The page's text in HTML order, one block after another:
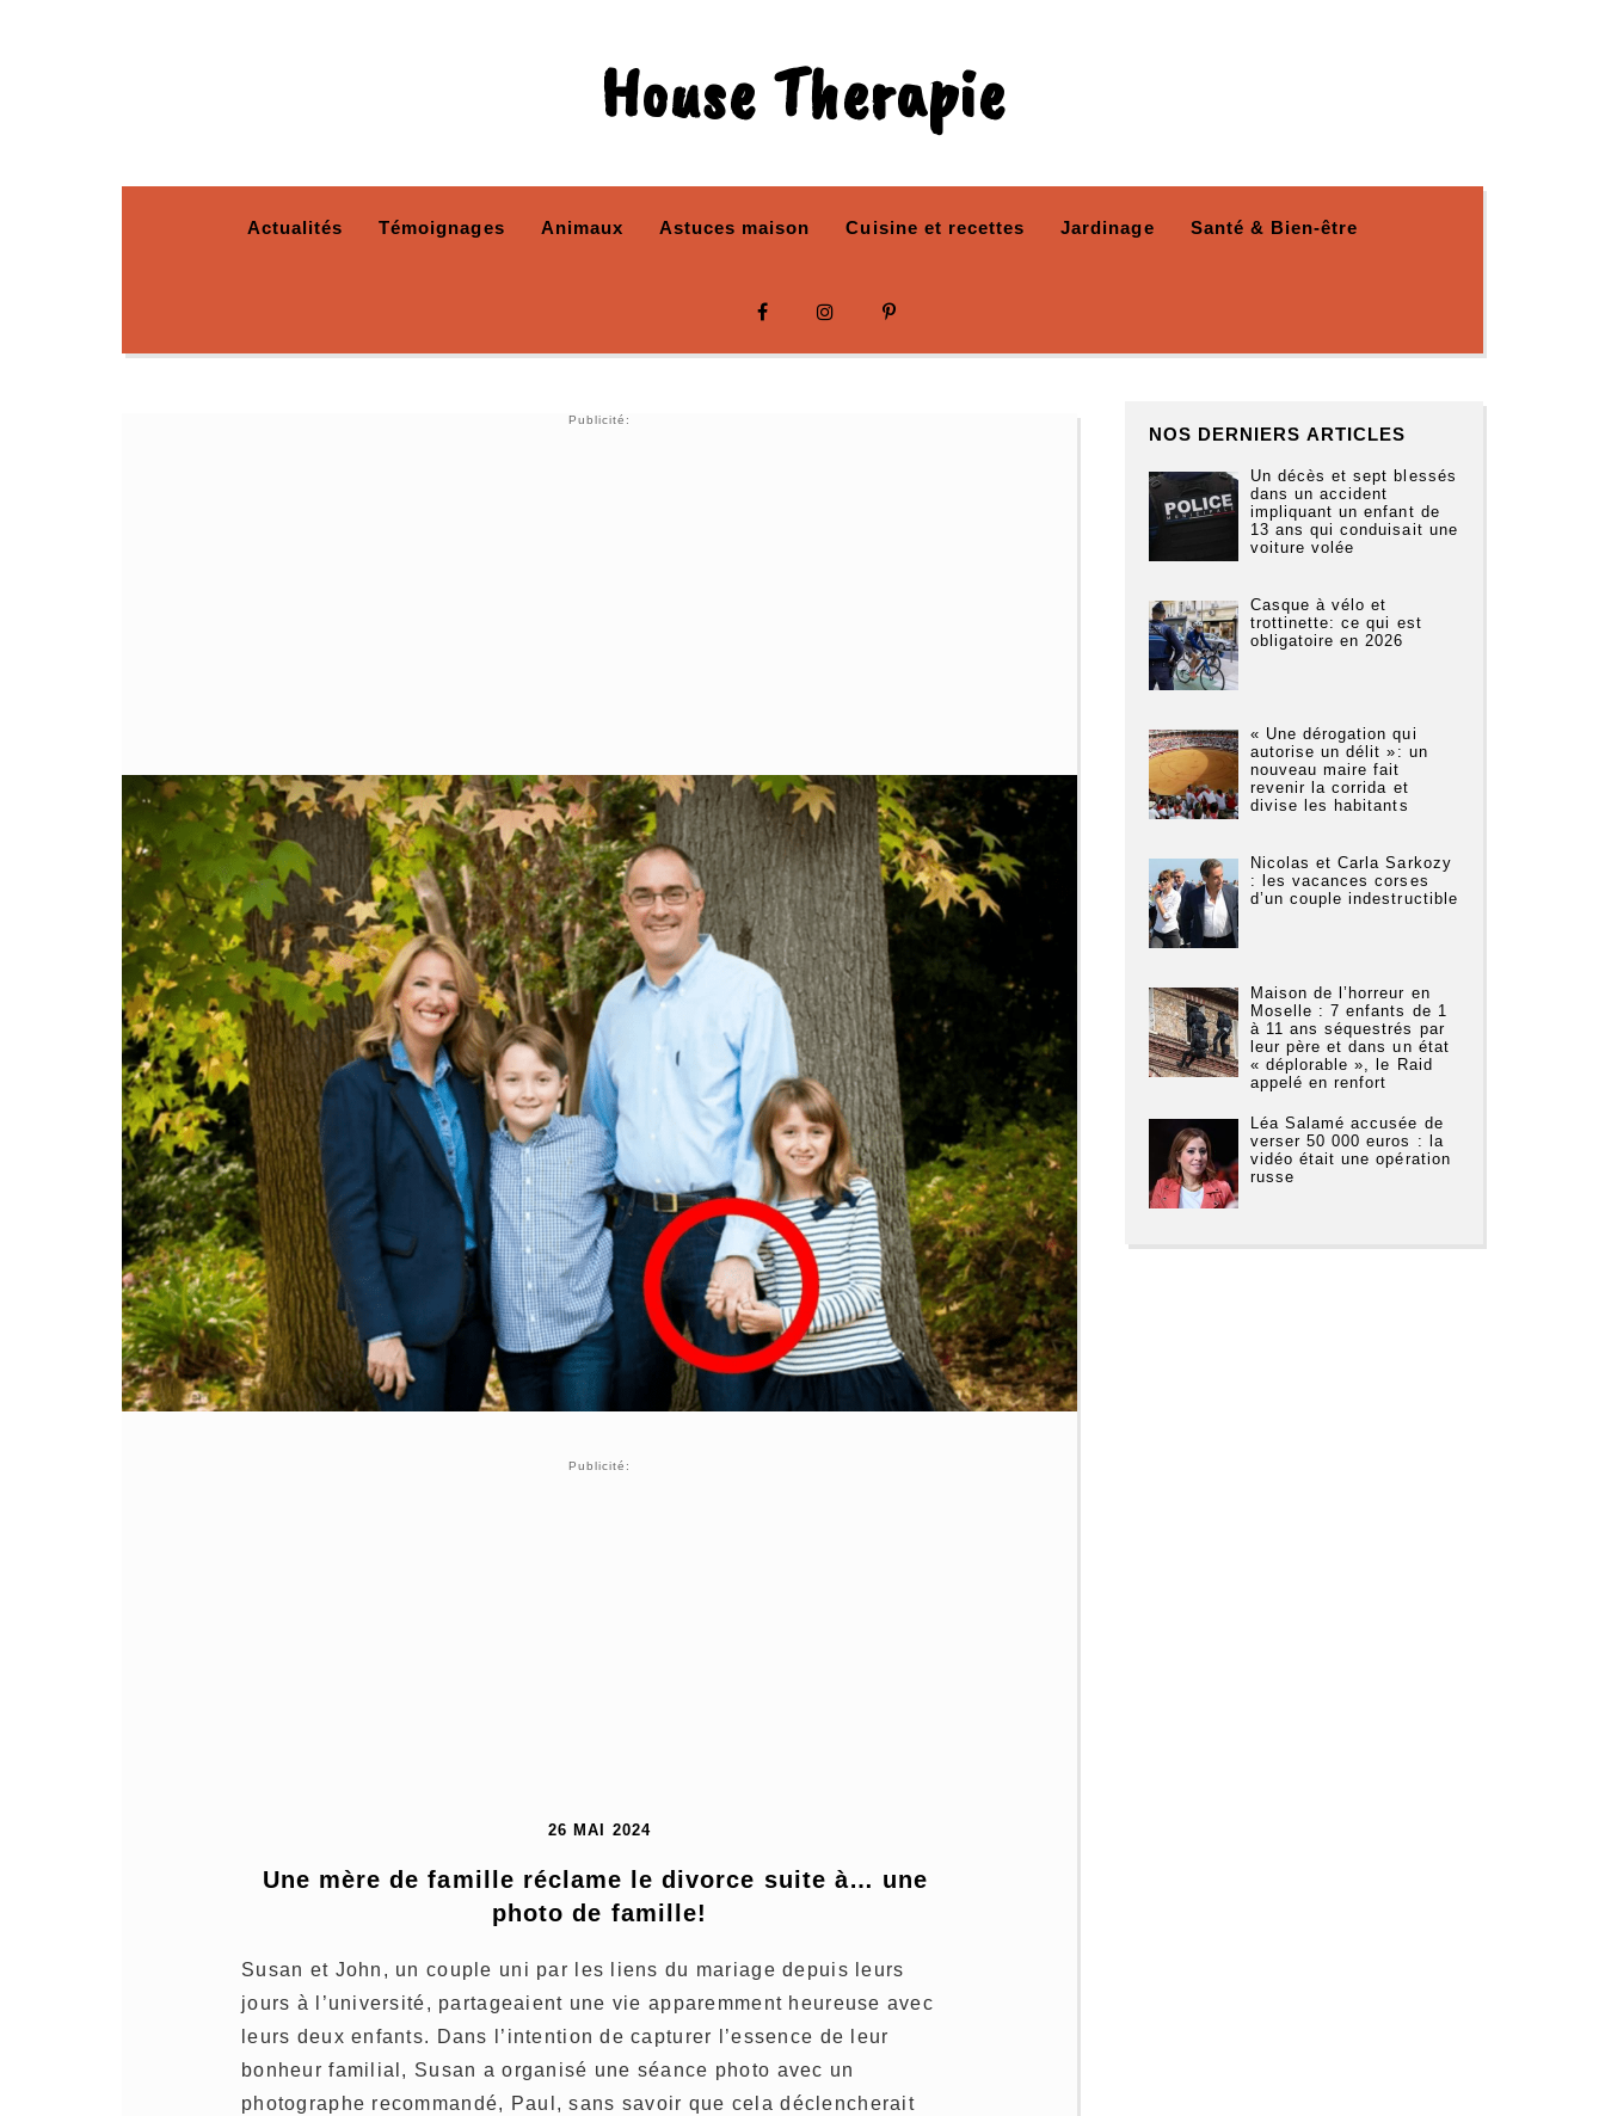
House Therapie
Actualités Témoignages Animaux Astuces maison Cuisine et recettes Jardinage Santé & Bien-être
Publicité:
Publicité:
26 MAI 2024
Une mère de famille réclame le divorce suite à… une
photo de famille!
Susan et John, un couple uni par les liens du mariage depuis leurs
jours à l’université, partageaient une vie apparemment heureuse avec
leurs deux enfants. Dans l’intention de capturer l’essence de leur
bonheur familial, Susan a organisé une séance photo avec un
photographe recommandé, Paul, sans savoir que cela déclencherait
NOS DERNIERS ARTICLES
Un décès et sept blessés
dans un accident
impliquant un enfant de
13 ans qui conduisait une
voiture volée
Casque à vélo et
trottinette: ce qui est
obligatoire en 2026
« Une dérogation qui
autorise un délit »: un
nouveau maire fait
revenir la corrida et
divise les habitants
Nicolas et Carla Sarkozy
: les vacances corses
d’un couple indestructible
Maison de l’horreur en
Moselle : 7 enfants de 1
à 11 ans séquestrés par
leur père et dans un état
« déplorable », le Raid
appelé en renfort
Léa Salamé accusée de
verser 50 000 euros : la
vidéo était une opération
russe